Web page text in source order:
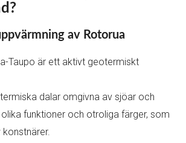
av Rotorua
Taupo är ett aktivt geotermiskt
dalar omgivna av sjöar och
funktioner och otroliga färger, som